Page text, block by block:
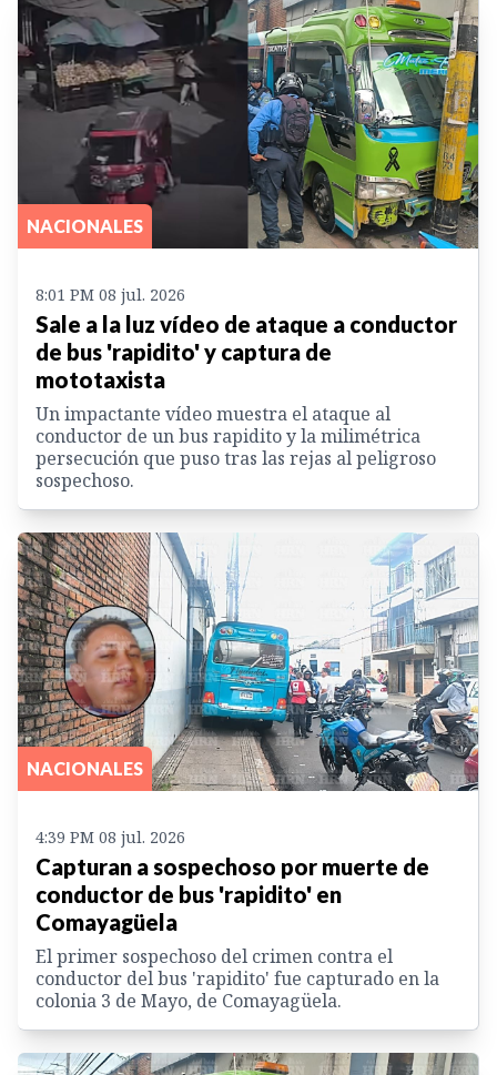
NACIONALES
8:01 PM 08 jul. 2026
Sale a la luz vídeo de ataque a conductor
de bus 'rapidito' y captura de
mototaxista
Un impactante vídeo muestra el ataque al
conductor de un bus rapidito y la milimétrica
persecución que puso tras las rejas al peligroso
sospechoso.
NACIONALES
4:39 PM 08 jul. 2026
Capturan a sospechoso por muerte de
conductor de bus 'rapidito' en
Comayagüela
El primer sospechoso del crimen contra el
conductor del bus 'rapidito' fue capturado en la
colonia 3 de Mayo, de Comayagüela.